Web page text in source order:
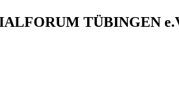
TÜBINGEN